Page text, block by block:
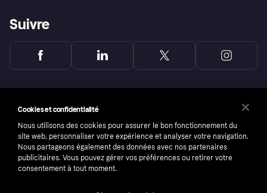
Suivre
Cookies et confidentialité
Nous utilisons des cookies pour assurer le bon fonctionnement du
site web, personnaliser votre expérience et analyser votre navigation.
Nous partageons également des données avec nos partenaires
publicitaires. Vous pouvez gérer vos préférences ou retirer votre
consentement à tout moment.